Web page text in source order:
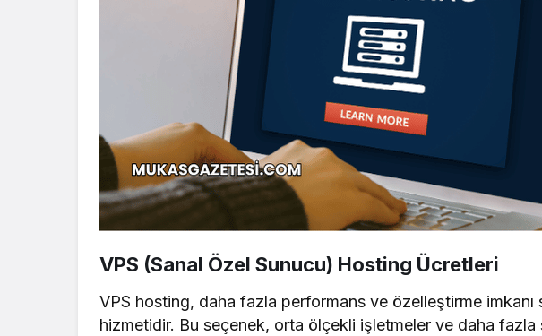
VPS (Sanal Özel Sunucu) Hosting Ücretleri
VPS hosting, daha fazla performans ve özelleştirme imkanı
hizmetidir. Bu seçenek, orta ölçekli işletmeler ve daha fazla